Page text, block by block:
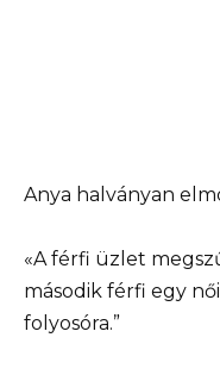
Anya halványan
«A férfi üzlet
második férfi egy
folyosóra.”